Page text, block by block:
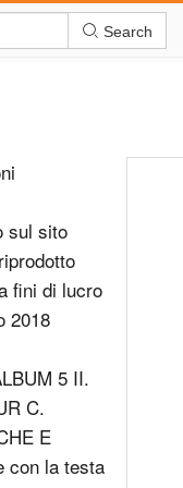
Search
da pagare per la scoperta di cose segrete e proibite, un rischio insito nella ricerca esoterica? A dire il vero non lo sappiamo. He learnt of a truth which only one